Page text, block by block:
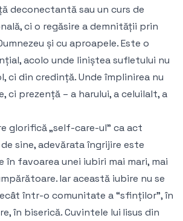
deconectantă sau un curs de
ci o regăsire a demnității prin
și cu aproapele. Este o
acolo unde liniștea sufletului nu
ci din credință. Unde împlinirea nu
ci prezență – a harului, a celuilalt, a
glorifică „self-care-ul” ca act
sine, adevărata îngrijire este
în favoarea unei iubiri mai mari, mai
Iar această iubire nu se
într-o comunitate a “sfinților”, în
în biserică. Cuvintele lui Iisus din